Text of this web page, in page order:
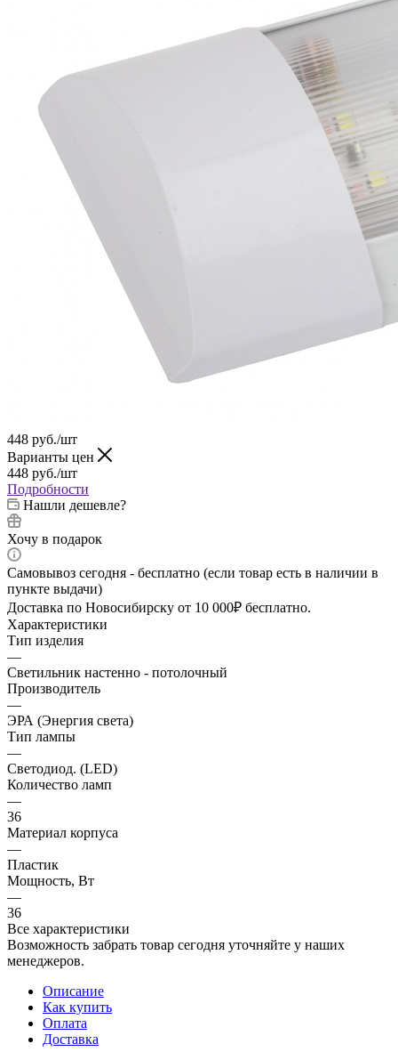
448 руб./шт
Варианты цен
448 руб./шт
Подробности
Нашли дешевле?
Хочу в подарок
Самовывоз сегодня - бесплатно (если товар есть в наличии в
пункте выдачи)
Доставка по Новосибирску от 10 000₽ бесплатно.
Характеристики
Тип изделия
—
Светильник настенно - потолочный
Производитель
—
ЭРА (Энергия света)
Тип лампы
—
Светодиод. (LED)
Количество ламп
—
36
Материал корпуса
—
Пластик
Мощность, Вт
—
36
Все характеристики
Возможность забрать товар сегодня уточняйте у наших
менеджеров.
Описание
Как купить
Оплата
Доставка